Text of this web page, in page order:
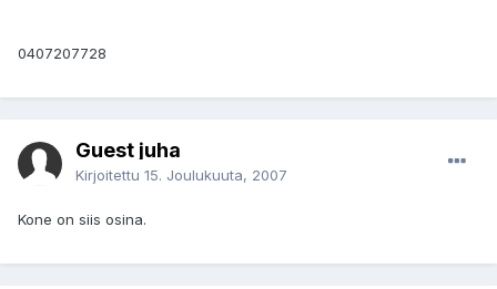
0407207728
Guest juha
Kirjoitettu 15. Joulukuuta, 2007
Kone on siis osina.